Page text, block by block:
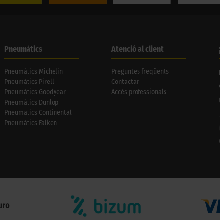
Pneumàtics
Pneumàtics Michelin
Pneumàtics Pirelli
Pneumàtics Goodyear
Pneumàtics Dunlop
Pneumàtics Continental
Pneumàtics Falken
Atenció al client
Preguntes freqüents
Contactar
Accés professionals